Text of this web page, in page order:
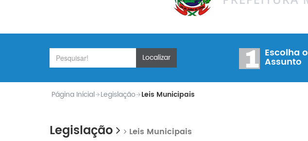
Localizar 1 Escolha o
Assunto
Página Inicial Legislação Leis Municipais
Legislação Leis Municipais